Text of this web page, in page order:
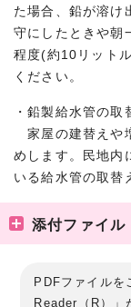
た場合、鉛が溶け
守にしたときや朝
程度(約10リット
ください。
・鉛製給水管の取
家屋の建替えや
めします。民地内
いる給水管の取替
添付ファイル
PDFファイルを
Reader（R）」